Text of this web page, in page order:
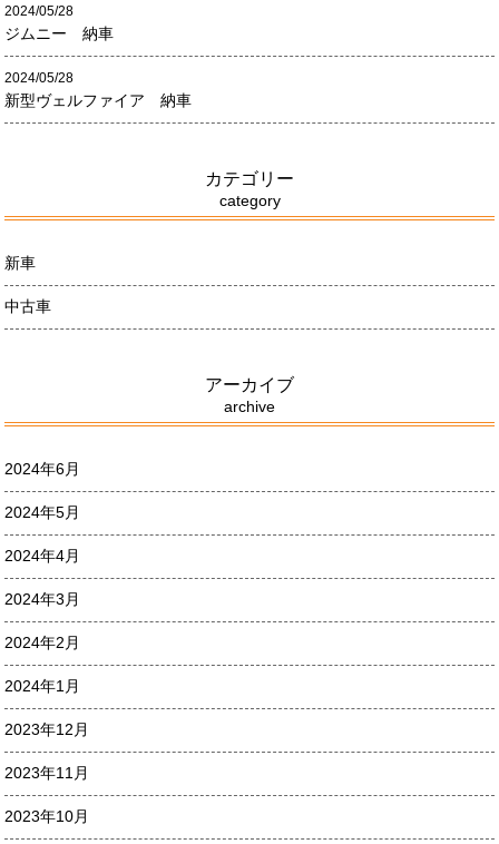
2024/05/28
ジムニー 納車
2024/05/28
新型ヴェルファイア 納車
カテゴリー
category
新車
中古車
アーカイブ
archive
2024年6月
2024年5月
2024年4月
2024年3月
2024年2月
2024年1月
2023年12月
2023年11月
2023年10月